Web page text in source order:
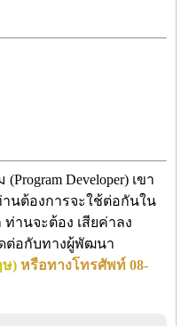
Developer) เขา
นต้องการจะใช้ต่อกันใน
ท่านจะต้อง เสียค่าลง
ต่อกับทางผู้พัฒนา
ษ) หรือทางโทรศัพท์ 08-